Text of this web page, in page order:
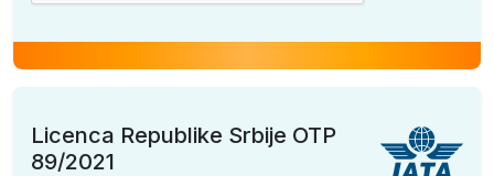
Licenca Republike Srbije OTP
89/2021